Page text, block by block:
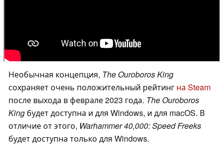
Необычная концепция, The Ouroboros King
сохраняет очень положительный рейтинг на Steam
после выхода в феврале 2023 года. The Ouroboros
King будет доступна и для Windows, и для macOS. В
отличие от этого, Warhammer 40,000: Speed Freeks
будет доступна только для Windows.